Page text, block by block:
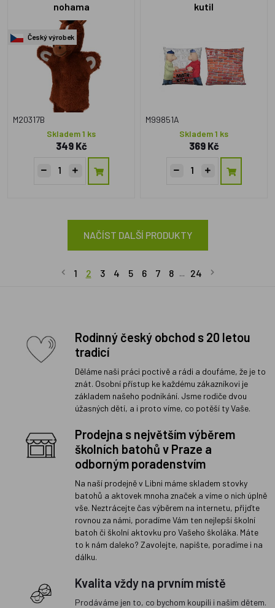
nohama
Český výrobek
M20317B
Skladem 1 ks
349 Kč
kutil
M99851A
Skladem 1 ks
369 Kč
NAČÍST DALŠÍ PRODUKTY
1 2 3 4 5 6 7 8 ... 24
Rodinný český obchod s 20 letou
tradicí
Děláme naši práci poctivě a rádi a doufáme, že je to
znát. Osobní přístup ke každému zákazníkovi je
základem našeho podnikání. Jsme rodiče dvou
úžasných dětí, a i proto víme, co potěší ty Vaše.
Prodejna s největším výběrem
školních batohů v Praze a
odborným poradenstvím
Na naší prodejně v Libni máme skladem stovky
batohů a aktovek mnoha značek a víme o nich úplně
vše. Neztrácejte čas výběrem na internetu, přijďte
rovnou za námi, poradíme Vám ten nejlepší školní
batoh či školní aktovku pro Vašeho školáka. Máte
to k nám daleko? Zavolejte, napište, poradíme i na
dálku.
Kvalita vždy na prvním místě
Prodáváme jen to, co bychom koupili i našim dětem.